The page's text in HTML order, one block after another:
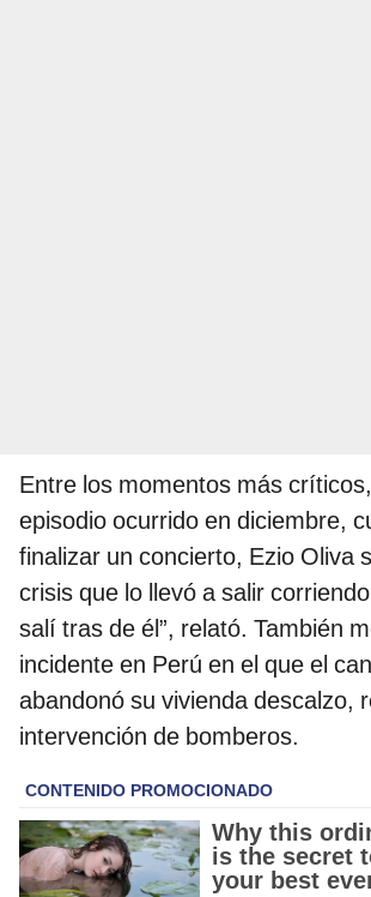
Entre los momentos más
episodio ocurrido en diciembre,
finalizar un concierto, Ezio Oliva
crisis que lo llevó a salir
salí tras de él”, relató. También
incidente en Perú en el que el
abandonó su vivienda descalzo,
intervención de bomberos.